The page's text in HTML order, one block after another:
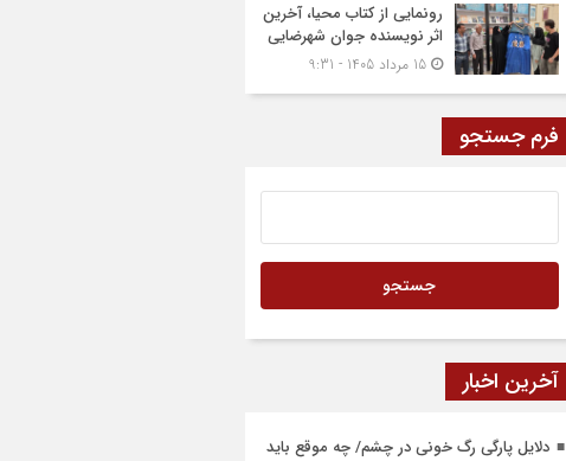
رونمایی از کتاب محیا، آخرین
اثر نویسنده جوان شهرضایی
فرم جستجو
آخرین اخبار
دلایل پارگی رگ خونی در چشم/ چه موقع باید